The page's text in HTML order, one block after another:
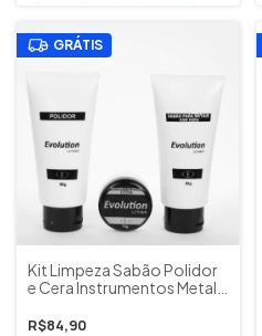
GRÁTIS
Kit Limpeza Sabão Polidor
e Cera Instrumentos Metal
Evolution Luthier
R$84,90